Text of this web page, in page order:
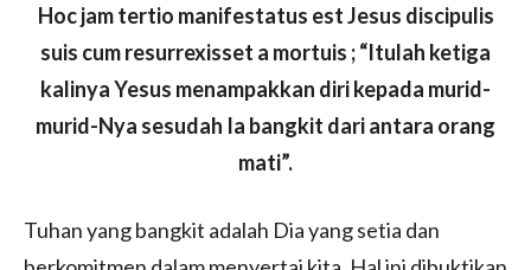
Hoc jam tertio manifestatus est Jesus discipulis
suis cum resurrexisset a mortuis ; “Itulah ketiga
kalinya Yesus menampakkan diri kepada murid-
murid-Nya sesudah Ia bangkit dari antara orang
mati”.
Tuhan yang bangkit adalah Dia yang setia dan